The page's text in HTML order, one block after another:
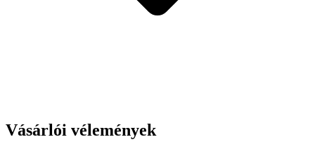
Vásárlói vélemények